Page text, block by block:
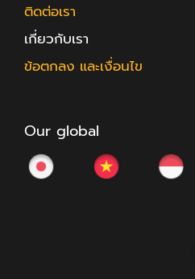
ติดต่อเรา
เกี่ยวกับเรา
ข้อตกลง และเงื่อนไข
Our global